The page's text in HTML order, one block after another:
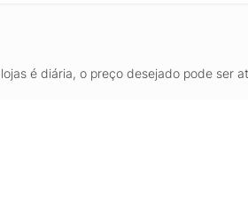
é diária, o preço desejado pode ser